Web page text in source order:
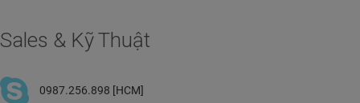
Sales & Kỹ Thuật
0987.256.898 [HCM]